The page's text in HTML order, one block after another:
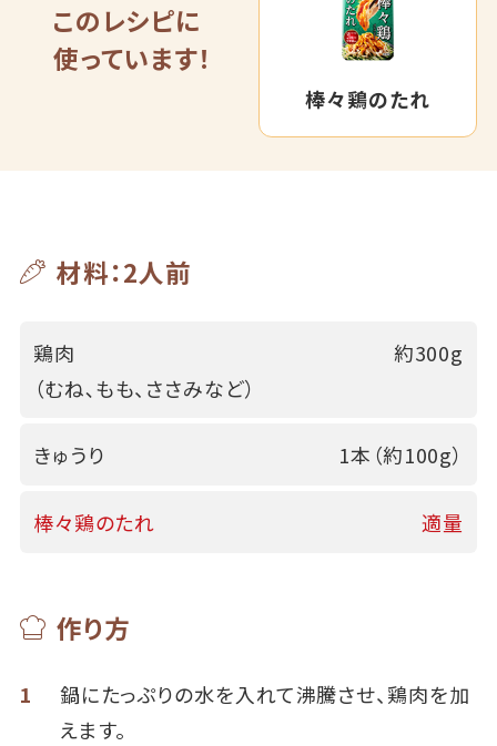
このレシピに
使っています！
棒々鶏のたれ
材料：2人前
鶏肉
（むね､もも、ささみなど）
約300g
きゅうり 1本（約100g）
棒々鶏のたれ 適量
作り方
1
鍋にたっぷりの水を入れて沸騰させ、鶏肉を加
えます。